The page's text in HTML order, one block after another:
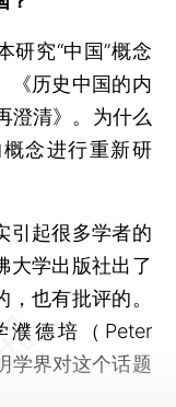
究“中国”概念
《历史中国的内
澄清》。为什么
念进行重新研
起很多学者的
大学出版社出了
也有批评的。
濮德培（Peter
学界对这个话题